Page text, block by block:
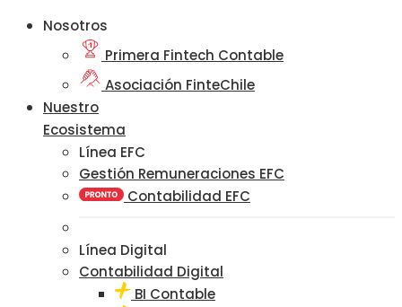
Nosotros
Primera Fintech Contable
Asociación FinteChile
Nuestro
Ecosistema
Línea EFC
Gestión Remuneraciones EFC
Contabilidad EFC
Línea Digital
Contabilidad Digital
BI Contable